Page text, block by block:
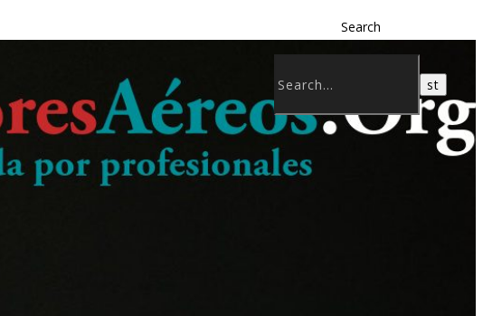
Search